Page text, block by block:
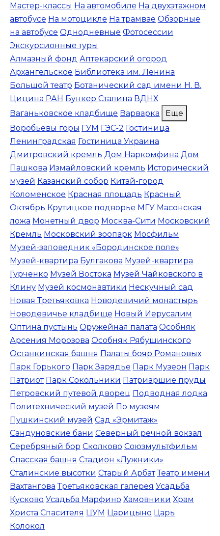
Мастер-классы На автомобиле На двухэтажном
автобусе На мотоцикле На трамвае Обзорные
на автобусе Однодневные Фотосессии
Экскурсионные туры
Алмазный фонд Аптекарский огород
Архангельское Библиотека им. Ленина
Большой театр Ботанический сад имени Н. В.
Цицина РАН Бункер Сталина ВДНХ
Ваганьковское кладбище Варварка
Еще
Воробьевы горы ГУМ ГЭС-2 Гостиница
Ленинградская Гостиница Украина
Дмитровский кремль Дом Наркомфина Дом
Пашкова Измайловский кремль Исторический
музей Казанский собор Китай-город
Коломенское Красная площадь Красный
Октябрь Крутицкое подворье МГУ Масонская
ложа Монетный двор Москва-Сити Московский
Кремль Московский зоопарк Мосфильм
Музей-заповедник «Бородинское поле»
Музей-квартира Булгакова Музей-квартира
Гурченко Музей Востока Музей Чайковского в
Клину Музей космонавтики Нескучный сад
Новая Третьяковка Новодевичий монастырь
Новодевичье кладбище Новый Иерусалим
Оптина пустынь Оружейная палата Особняк
Арсения Морозова Особняк Рябушинского
Останкинская башня Палаты бояр Романовых
Парк Горького Парк Зарядье Парк Музеон Парк
Патриот Парк Сокольники Патриаршие пруды
Петровский путевой дворец Подводная лодка
Политехнический музей По музеям
Пушкинский музей Сад «Эрмитаж»
Сандуновские бани Северный речной вокзал
Серебряный бор Сколково Союзмультфильм
Спасская башня Стадион «Лужники»
Сталинские высотки Старый Арбат Театр имени
Вахтангова Третьяковская галерея Усадьба
Кусково Усадьба Марфино Хамовники Храм
Христа Спасителя ЦУМ Царицыно Царь
Колокол